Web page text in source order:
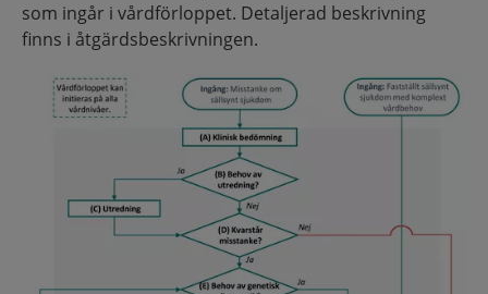
som ingår i vårdförloppet. Detaljerad beskrivning
finns i åtgärdsbeskrivningen.